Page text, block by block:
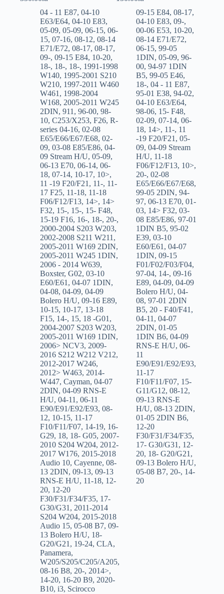
04 - 11 E87, 04-10
E63/E64, 04-10 E83,
05-09, 05-09, 06-15, 06-
15, 07-16, 08-12, 08-14
E71/E72, 08-17, 08-17,
09-, 09-15 E84, 10-20,
18-, 18-, 18-, 1991-1998
W140, 1995-2001 S210
W210, 1997-2011 W460
W461 , 1998-2004
W168, 2005-2011 W245
2DIN, 911 , 96-00, 98-
10, C253/X253, F26, R-
series 04-16, 02-08
E65/E66/E67/E68, 02-
09, 03-08 E85/E86, 04-
09 Stream H/U, 05-09,
06-13 E70, 06-14, 06-
18, 07-14, 10-17, 10>,
11 -19 F20/F21 , 11-, 11-
17 F25, 11-18, 11-18
F06/F12/F13, 14>, 14>
F32, 15-, 15-, 15- F48,
15-19 F16, 16-, 18-, 20-,
2000-2004 S203 W203,
2002-2008 S211 W211 ,
2005-2011 W169 2DIN,
2005-2011 W245 1DIN,
2006 - 2014 W639,
Boxster, G02, 03-10
E60/E61 , 04-07 1DIN,
04-08, 04-09, 04-09
Bolero H/U, 09-16 E89,
10-15, 10-17, 13-18
F15, 14-, 15, 18 -G01 ,
2004-2007 S203 W203,
2005-2011 W169 1DIN,
2006> NCV3, 2009-
2016 S212 W212 V212,
2012-2017 W246,
2012> W463, 2014-
W447, Cayman, 04-07
2DIN, 04-09 RNS-E
H/U, 04-11 , 06-11
E90/E91/E92/E93, 08-
12, 10-15, 11-17
F10/F11/F07, 14-19, 16-
G29, 18, 18- G05, 2007-
2010 S204 W204, 2012-
2017 W176, 2015-2018
Audio 10, Cayenne, 08-
13 2DIN, 09-13, 09-13
RNS-E H/U, 11-18, 12-
20, 12-20
F30/F31/F34/F35, 17-
G30/G31 , 2011-2014
S204 W204, 2015-2018
Audio 15, 05-08 B7, 09-
13 Bolero H/U, 18-
G20/G21 , 19-24, CLA,
Panamera,
W205/S205/C205/A205,
08-16 B8, 20-, 2014>,
14-20, 16-20 B9, 2020-
B10, i3, Scirocco
09-15 E84,08-17,
04-10 E83,09-,
00-06 E53, 10-20,
08-14 E71/E72,
06-15,99-05
1DIN,05-09,96-
00,94-97 1DIN
B5,99-05 E46,
18-,04 - 11 E87,
95-01 E38,94-02,
04-10 E63/E64,
98-06, 15- F48,
02-09,07-14,06-
18, 14>, 11-, 11
-19 F20/F21 ,05-
09,04-09 Stream
H/U, 11-18
F06/F12/F13, 10>,
20-,02-08
E65/E66/E67/E68,
99-05 2DIN,94-
97,06-13 E70,01-
03, 14> F32,03-
08 E85/E86,97-01
1DIN B5,95-02
E39,03-10
E60/E61 ,04-07
1DIN,09-15
F01/F02/F03/F04,
97-04, 14-,09-16
E89,04-09,04-09
Bolero H/U,04-
08,97-01 2DIN
B5, 20 - F40/F41 ,
04-11 ,04-07
2DIN,01-05
1DIN B6,04-09
RNS-E H/U,06-
11
E90/E91/E92/E93,
11-17
F10/F11/F07, 15-
G11/G12,08-12,
09-13 RNS-E
H/U,08-13 2DIN,
01-05 2DIN B6,
12-20
F30/F31/F34/F35,
17- G30/G31 , 12-
20, 18- G20/G21 ,
09-13 Bolero H/U,
05-08 B7, 20-, 14-
20